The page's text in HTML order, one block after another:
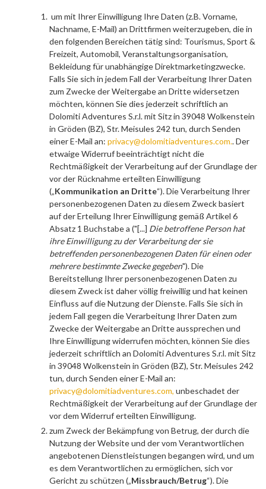
um mit Ihrer Einwilligung Ihre Daten (z.B. Vorname,
Nachname, E-Mail) an Drittfirmen weiterzugeben, die in
den folgenden Bereichen tätig sind: Tourismus, Sport &
Freizeit, Automobil, Veranstaltungsorganisation,
Bekleidung für unabhängige Direktmarketingzwecke.
Falls Sie sich in jedem Fall der Verarbeitung Ihrer Daten
zum Zwecke der Weitergabe an Dritte widersetzen
möchten, können Sie dies jederzeit schriftlich an
Dolomiti Adventures S.r.l. mit Sitz in 39048 Wolkenstein
in Gröden (BZ), Str. Meisules 242 tun, durch Senden
einer E-Mail an: privacy@dolomitiadventures.com.. Der
etwaige Widerruf beeinträchtigt nicht die
Rechtmäßigkeit der Verarbeitung auf der Grundlage der
vor der Rücknahme erteilten Einwilligung
(„Kommunikation an Dritte“). Die Verarbeitung Ihrer
personenbezogenen Daten zu diesem Zweck basiert
auf der Erteilung Ihrer Einwilligung gemäß Artikel 6
Absatz 1 Buchstabe a ("[...] Die betroffene Person hat
ihre Einwilligung zu der Verarbeitung der sie
betreffenden personenbezogenen Daten für einen oder
mehrere bestimmte Zwecke gegeben"). Die
Bereitstellung Ihrer personenbezogenen Daten zu
diesem Zweck ist daher völlig freiwillig und hat keinen
Einfluss auf die Nutzung der Dienste. Falls Sie sich in
jedem Fall gegen die Verarbeitung Ihrer Daten zum
Zwecke der Weitergabe an Dritte aussprechen und
Ihre Einwilligung widerrufen möchten, können Sie dies
jederzeit schriftlich an Dolomiti Adventures S.r.l. mit Sitz
in 39048 Wolkenstein in Gröden (BZ), Str. Meisules 242
tun, durch Senden einer E-Mail an:
privacy@dolomitiadventures.com, unbeschadet der
Rechtmäßigkeit der Verarbeitung auf der Grundlage der
vor dem Widerruf erteilten Einwilligung.
zum Zweck der Bekämpfung von Betrug, der durch die
Nutzung der Website und der vom Verantwortlichen
angebotenen Dienstleistungen begangen wird, und um
es dem Verantwortlichen zu ermöglichen, sich vor
Gericht zu schützen („Missbrauch/Betrug“). Die